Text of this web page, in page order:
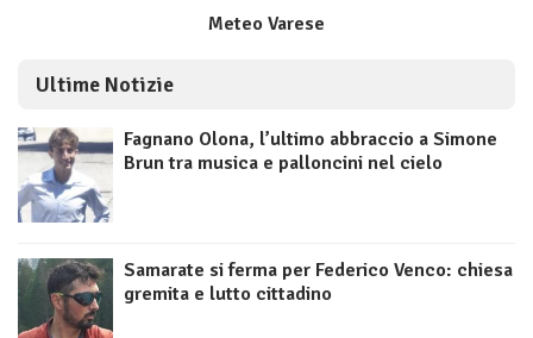
Meteo Varese
Ultime Notizie
Fagnano Olona, l’ultimo abbraccio a Simone
Brun tra musica e palloncini nel cielo
Samarate si ferma per Federico Venco: chiesa
gremita e lutto cittadino